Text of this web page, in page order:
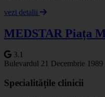
vezi detalii
MEDSTAR Piața
3.1
Bulevardul 21 Decembrie
Specialitățile clinicii